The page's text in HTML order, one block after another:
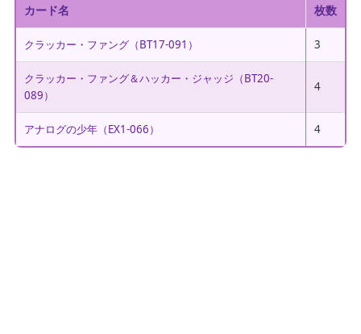
カード名 枚数
クラッカー・ファング（BT17-091） 3
クラッカー・ファング＆ハッカー・ジャッジ（BT20-
089）
4
アナログの少年（EX1-066） 4